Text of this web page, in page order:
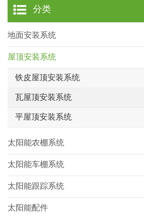
分类
地面安装系统
屋顶安装系统
铁皮屋顶安装系统
瓦屋顶安装系统
平屋顶安装系统
太阳能农棚系统
太阳能车棚系统
太阳能跟踪系统
太阳能配件